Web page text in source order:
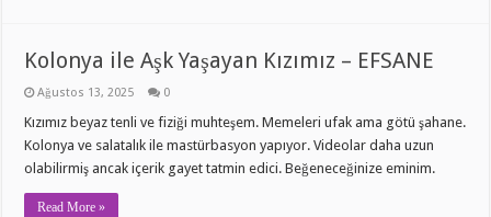
Kolonya ile Aşk Yaşayan Kızımız – EFSANE
Ağustos 13, 2025 0
Kızımız beyaz tenli ve fiziği muhteşem. Memeleri ufak ama götü şahane.
Kolonya ve salatalık ile mastürbasyon yapıyor. Videolar daha uzun
olabilirmiş ancak içerik gayet tatmin edici. Beğeneceğinize eminim.
Read More »